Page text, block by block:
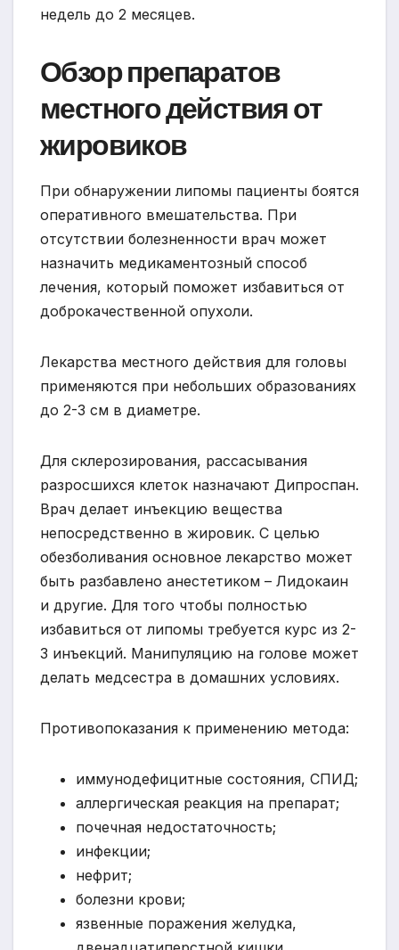
недель до 2 месяцев.
Обзор препаратов
местного действия от
жировиков
При обнаружении липомы пациенты боятся
оперативного вмешательства. При
отсутствии болезненности врач может
назначить медикаментозный способ
лечения, который поможет избавиться от
доброкачественной опухоли.
Лекарства местного действия для головы
применяются при небольших образованиях
до 2-3 см в диаметре.
Для склерозирования, рассасывания
разросшихся клеток назначают Дипроспан.
Врач делает инъекцию вещества
непосредственно в жировик. С целью
обезболивания основное лекарство может
быть разбавлено анестетиком – Лидокаин
и другие. Для того чтобы полностью
избавиться от липомы требуется курс из 2-
3 инъекций. Манипуляцию на голове может
делать медсестра в домашних условиях.
Противопоказания к применению метода:
иммунодефицитные состояния, СПИД;
аллергическая реакция на препарат;
почечная недостаточность;
инфекции;
нефрит;
болезни крови;
язвенные поражения желудка,